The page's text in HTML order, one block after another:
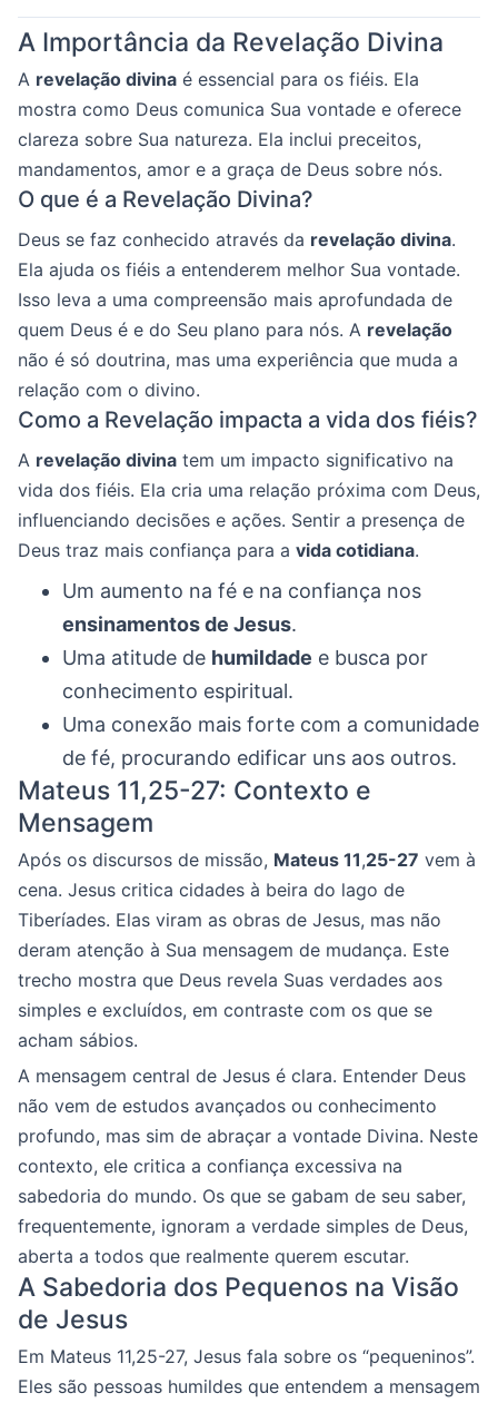
A Importância da Revelação Divina
A revelação divina é essencial para os fiéis. Ela
mostra como Deus comunica Sua vontade e oferece
clareza sobre Sua natureza. Ela inclui preceitos,
mandamentos, amor e a graça de Deus sobre nós.
O que é a Revelação Divina?
Deus se faz conhecido através da revelação divina.
Ela ajuda os fiéis a entenderem melhor Sua vontade.
Isso leva a uma compreensão mais aprofundada de
quem Deus é e do Seu plano para nós. A revelação
não é só doutrina, mas uma experiência que muda a
relação com o divino.
Como a Revelação impacta a vida dos fiéis?
A revelação divina tem um impacto significativo na
vida dos fiéis. Ela cria uma relação próxima com Deus,
influenciando decisões e ações. Sentir a presença de
Deus traz mais confiança para a vida cotidiana.
Um aumento na fé e na confiança nos
ensinamentos de Jesus.
Uma atitude de humildade e busca por
conhecimento espiritual.
Uma conexão mais forte com a comunidade
de fé, procurando edificar uns aos outros.
Mateus 11,25-27: Contexto e
Mensagem
Após os discursos de missão, Mateus 11,25-27 vem à
cena. Jesus critica cidades à beira do lago de
Tiberíades. Elas viram as obras de Jesus, mas não
deram atenção à Sua mensagem de mudança. Este
trecho mostra que Deus revela Suas verdades aos
simples e excluídos, em contraste com os que se
acham sábios.
A mensagem central de Jesus é clara. Entender Deus
não vem de estudos avançados ou conhecimento
profundo, mas sim de abraçar a vontade Divina. Neste
contexto, ele critica a confiança excessiva na
sabedoria do mundo. Os que se gabam de seu saber,
frequentemente, ignoram a verdade simples de Deus,
aberta a todos que realmente querem escutar.
A Sabedoria dos Pequenos na Visão
de Jesus
Em Mateus 11,25-27, Jesus fala sobre os “pequeninos”.
Eles são pessoas humildes que entendem a mensagem